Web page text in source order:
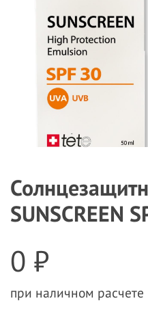
SUNSCREEN
0 ₽
при наличном расчете